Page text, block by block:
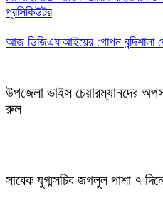
প্রসিকিউটর
আজ ডিজিএফআইয়ের গোপন বন্দিশালা
উপজেলা ভাইস চেয়ারম্যানদের
রুল
সাবেক যুগ্মসচিব জগলুল পাশা ৭